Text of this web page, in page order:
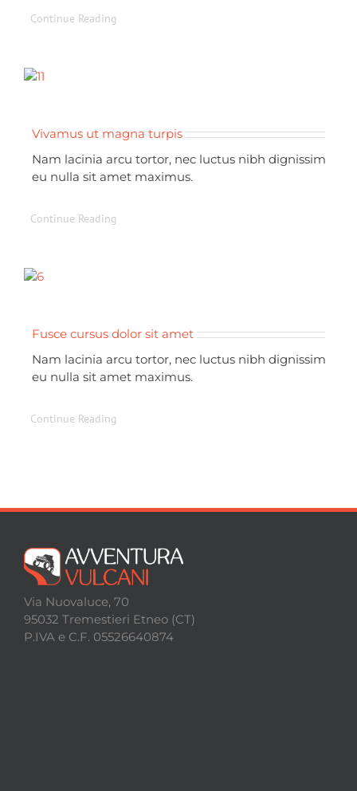
Continue Reading
Vivamus ut magna turpis
Nam lacinia arcu tortor, nec luctus nibh dignissim
eu nulla sit amet maximus.
Continue Reading
Fusce cursus dolor sit amet
Nam lacinia arcu tortor, nec luctus nibh dignissim
eu nulla sit amet maximus.
Continue Reading
Via Nuovaluce, 70
95032 Tremestieri Etneo (CT)
P.IVA e C.F. 05526640874